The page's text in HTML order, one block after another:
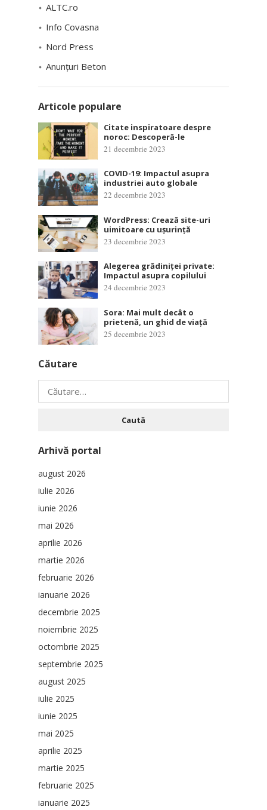
ALTC.ro
Info Covasna
Nord Press
Anunțuri Beton
Articole populare
Citate inspiratoare despre
noroc: Descoperă-le
21 decembrie 2023
COVID-19: Impactul asupra
industriei auto globale
22 decembrie 2023
WordPress: Crează site-uri
uimitoare cu ușurință
23 decembrie 2023
Alegerea grădiniței private:
Impactul asupra copilului
24 decembrie 2023
Sora: Mai mult decât o
prietenă, un ghid de viață
25 decembrie 2023
Căutare
Caută
după:
Arhivă portal
august 2026
iulie 2026
iunie 2026
mai 2026
aprilie 2026
martie 2026
februarie 2026
ianuarie 2026
decembrie 2025
noiembrie 2025
octombrie 2025
septembrie 2025
august 2025
iulie 2025
iunie 2025
mai 2025
aprilie 2025
martie 2025
februarie 2025
ianuarie 2025